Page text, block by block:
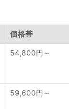
価格帯
54,800円～
59,600円～